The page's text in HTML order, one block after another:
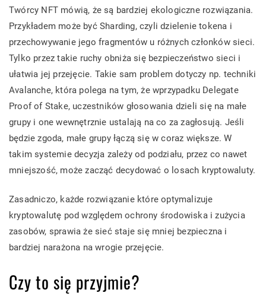
Twórcy NFT mówią, że są bardziej ekologiczne rozwiązania.
Przykładem może być Sharding, czyli dzielenie tokena i
przechowywanie jego fragmentów u różnych członków sieci.
Tylko przez takie ruchy obniża się bezpieczeństwo sieci i
ułatwia jej przejęcie. Takie sam problem dotyczy np. techniki
Avalanche, która polega na tym, że wprzypadku Delegate
Proof of Stake, uczestników głosowania dzieli się na małe
grupy i one wewnętrznie ustalają na co za zagłosują. Jeśli
będzie zgoda, małe grupy łączą się w coraz większe. W
takim systemie decyzja zależy od podziału, przez co nawet
mniejszość, może zacząć decydować o losach kryptowaluty.
Zasadniczo, każde rozwiązanie które optymalizuje
kryptowalutę pod względem ochrony środowiska i zużycia
zasobów, sprawia że sieć staje się mniej bezpieczna i
bardziej narażona na wrogie przejęcie.
Czy to się przyjmie?